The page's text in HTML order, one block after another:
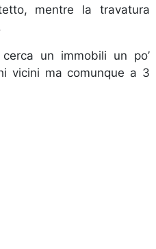
mentre la travatura
un immobili un po’
vicini ma comunque a 3